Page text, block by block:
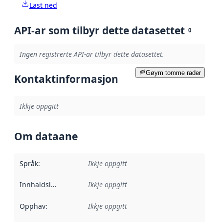
Last ned
API-ar som tilbyr dette datasettet 0
Ingen registrerte API-ar tilbyr dette datasettet.
Gøym tomme rader
Kontaktinformasjon
Ikkje oppgitt
Om dataane
Språk: Ikkje oppgitt
Innhaldsleverandørar :
Ikkje oppgitt
Opphav: Ikkje oppgitt